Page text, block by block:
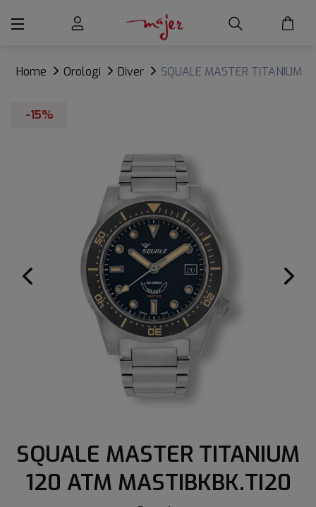
Home Orologi Diver
SQUALE MASTER TITANIUM
-15%
SQUALE MASTER TITANIUM
120 ATM MASTIBKBK.TI20